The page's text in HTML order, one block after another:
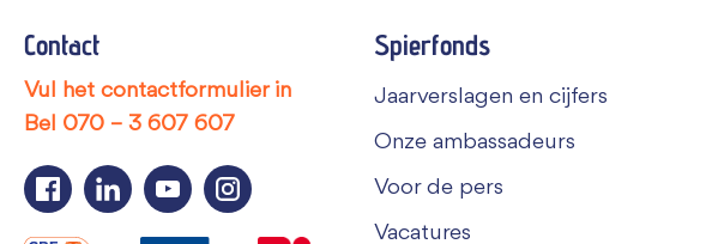
Contact
Vul het contactformulier in
Bel 070 – 3 607 607
Spierfonds
Jaarverslagen en cijfers
Onze ambassadeurs
Voor de pers
Vacatures